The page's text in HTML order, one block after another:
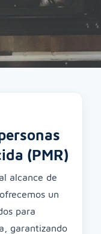
(PMR)
alcance de
un
para
garantizando